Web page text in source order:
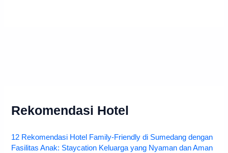
Rekomendasi Hotel
12 Rekomendasi Hotel Family-Friendly di Sumedang dengan
Fasilitas Anak: Staycation Keluarga yang Nyaman dan Aman